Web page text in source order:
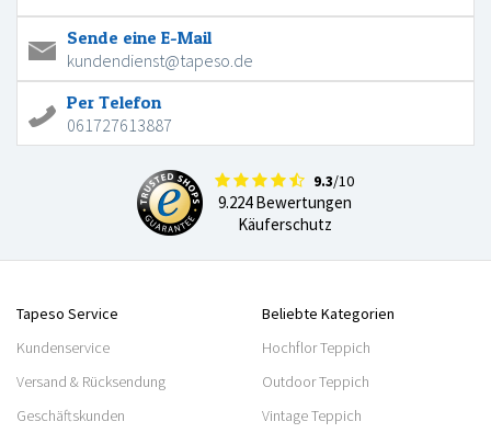
Sende eine E-Mail
kundendienst@tapeso.de
Per Telefon
061727613887
9.3/10
9.224 Bewertungen
Käuferschutz
Tapeso Service
Kundenservice
Versand & Rücksendung
Geschäftskunden
Beliebte Kategorien
Hochflor Teppich
Outdoor Teppich
Vintage Teppich